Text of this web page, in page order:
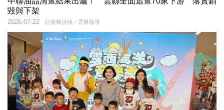
毀與下架
記者林詩涵／雲林報導
2026-07-22